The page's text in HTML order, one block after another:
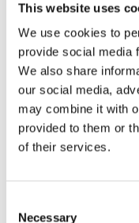
This website uses
We use cookies to
provide social media
We also share
our social media,
may combine it with
provided to them or
of their services.
Necessary